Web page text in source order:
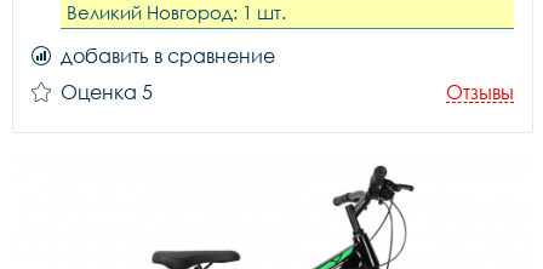
Великий Новгород: 1 шт.
добавить в сравнение
Оценка 5
Отзывы